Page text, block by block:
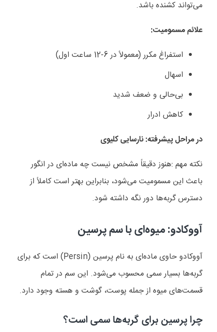
می‌تواند کشنده باشد.
علائم مسمومیت:
استفراغ مکرر (معمولاً در 6-12 ساعت اول)
اسهال
بی‌حالی و ضعف شدید
کاهش ادرار
در مراحل پیشرفته: نارسایی کلیوی
نکته مهم :هنوز دقیقاً مشخص نیست چه ماده‌ای در انگور
باعث این مسمومیت می‌شود، بنابراین بهتر است کاملاً از
دسترس گربه‌ها دور نگه داشته شود.
آووکادو: میوه‌ای با سم پرسین
آووکادو حاوی ماده‌ای به نام پرسین(Persin) است که برای
گربه‌ها بسیار سمی محسوب می‌شود. این سم در تمام
قسمت‌های میوه از جمله پوست، گوشت و هسته وجود دارد.
چرا پرسین برای گربه‌ها سمی است؟